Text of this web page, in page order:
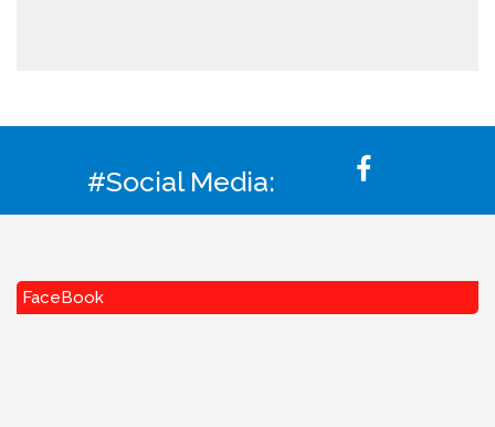
#Social Media:
FaceBook